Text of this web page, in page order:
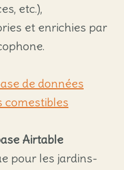
etc.),
et enrichies par
de données
comestibles
Airtable
pour les jardins-